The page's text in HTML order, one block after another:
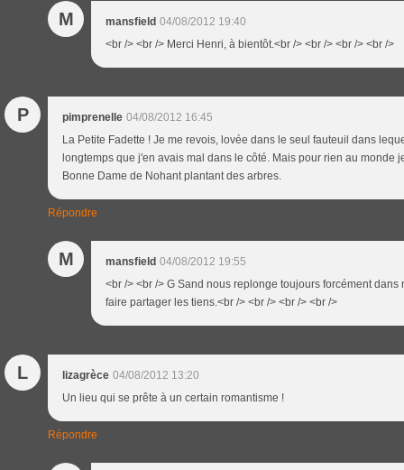
M mansfield 04/08/2012 19:40
<br /> <br /> Merci Henri, à bientôt.<br /> <br /> <br /> <br />
P pimprenelle 04/08/2012 16:45
La Petite Fadette ! Je me revois, lovée dans le seul fauteuil dans
longtemps que j'en avais mal dans le côté. Mais pour rien au monde
Bonne Dame de Nohant plantant des arbres.
Répondre
M mansfield 04/08/2012 19:55
<br /> <br /> G Sand nous replonge toujours forcément
faire partager les tiens.<br /> <br /> <br /> <br />
L lizagrèce 04/08/2012 13:20
Un lieu qui se prête à un certain romantisme !
Répondre